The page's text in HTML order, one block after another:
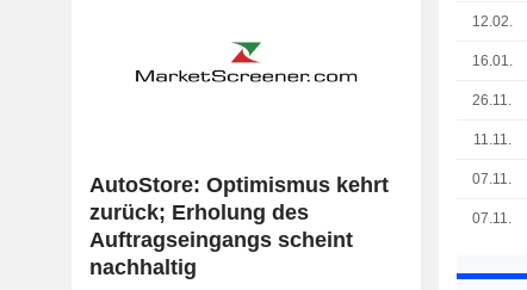
12.02.
16.01.
26.11.
11.11.
07.11.
07.11.
AutoStore: Optimismus kehrt
zurück; Erholung des
Auftragseingangs scheint
nachhaltig